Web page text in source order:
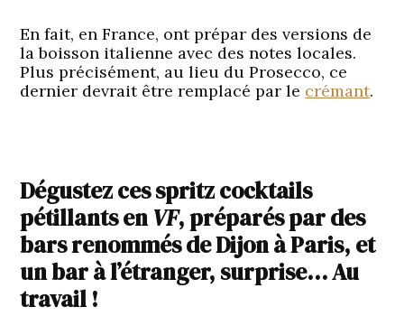
En fait, en France, ont prépar des versions de
la boisson italienne avec des notes locales.
Plus précisément, au lieu du Prosecco, ce
dernier devrait être remplacé par le crémant.
Dégustez ces spritz cocktails
pétillants enVF, préparés par des
bars renommés de Dijon à Paris, et
un bar à l’étranger, surprise… Au
travail !